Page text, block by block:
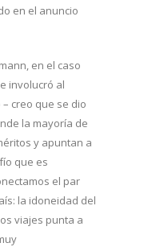
en el anuncio
en el caso
involucró al
creo que se dio
la mayoría de
y apuntan a
que es
el par
la idoneidad del
viajes punta a